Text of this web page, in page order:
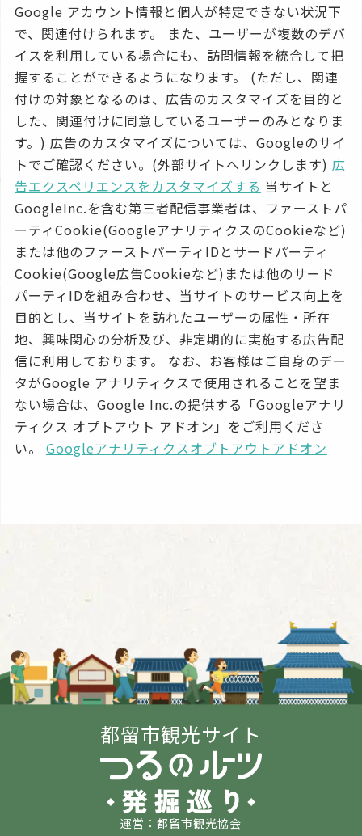
Google アカウント情報と個人が特定できない状況下
で、関連付けられます。 また、ユーザーが複数のデバ
イスを利用している場合にも、訪問情報を統合して把
握することができるようになります。 (ただし、関連
付けの対象となるのは、広告のカスタマイズを目的と
した、関連付けに同意しているユーザーのみとなりま
す。) 広告のカスタマイズについては、Googleのサイ
トでご確認ください。(外部サイトへリンクします) 広
告エクスペリエンスをカスタマイズする 当サイトと
GoogleInc.を含む第三者配信事業者は、ファーストパ
ーティCookie(GoogleアナリティクスのCookieなど)
または他のファーストパーティIDとサードパーティ
Cookie(Google広告Cookieなど)または他のサード
パーティIDを組み合わせ、当サイトのサービス向上を
目的とし、当サイトを訪れたユーザーの属性・所在
地、興味関心の分析及び、非定期的に実施する広告配
信に利用しております。 なお、お客様はご自身のデー
タがGoogle アナリティクスで使用されることを望ま
ない場合は、Google Inc.の提供する「Googleアナリ
ティクス オプトアウト アドオン」をご利用くださ
い。 Googleアナリティクスオブトアウトアドオン
都留市観光サイト
運営：都留市観光協会